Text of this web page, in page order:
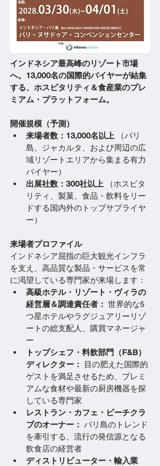
インドネシア最高峰のリゾート市場
へ。13,000名の国際的バイヤーが結集
する、ホスピタリティ＆食産業のプレ
ミアム・プラットフォーム。
開催規模（予測）
来場者数：13,000名以上 （バリ
島、ジャカルタ、および周辺の広
域リゾートエリアから集まる有力
バイヤー）
出展社数：300社以上 （ホスピタ
リティ、製菓、食品・飲料をリー
ドする国内外のトップサプライヤ
ー）
来場者プロファイル
インドネシア屈指の巨大観光インフラ
を支え、高品質な製品・サービスを常
に渇望している専門家が来場します：
高級ホテル・リゾート・ヴィラの
経営層＆調達責任者： 世界的な5
つ星ホテルやラグジュアリーリゾ
ートの総支配人、購買マネージャ
ー
トップシェフ・料飲部門（F&B）
ディレクター：
目の肥えた国際的
ゲストを満足させるため、プレミ
アムな食材や最新の厨房機器を探
している専門家
レストラン・カフェ・ビーチクラ
ブのオーナー： バリ島のトレンド
を牽引する、流行の発信源となる
飲食店の経営者
ディストリビューター・輸入業